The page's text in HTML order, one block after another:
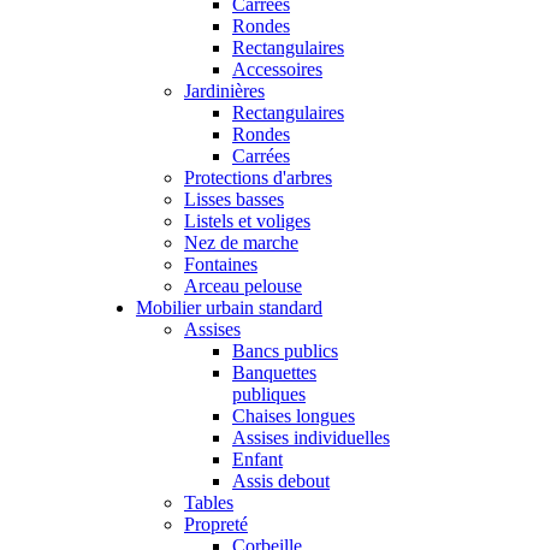
Carrées
Rondes
Rectangulaires
Accessoires
Jardinières
Rectangulaires
Rondes
Carrées
Protections d'arbres
Lisses basses
Listels et voliges
Nez de marche
Fontaines
Arceau pelouse
Mobilier urbain standard
Assises
Bancs publics
Banquettes
publiques
Chaises longues
Assises individuelles
Enfant
Assis debout
Tables
Propreté
Corbeille